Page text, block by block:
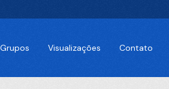
Grupos Visualizações Contato